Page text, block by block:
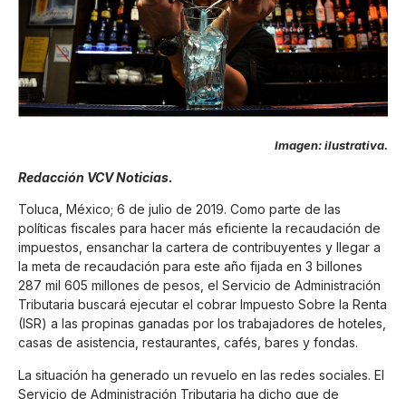
Imagen: ilustrativa.
Redacción VCV Noticias.
Toluca, México; 6 de julio de 2019. Como parte de las
políticas fiscales para hacer más eficiente la recaudación de
impuestos, ensanchar la cartera de contribuyentes y llegar a
la meta de recaudación para este año fijada en 3 billones
287 mil 605 millones de pesos, el Servicio de Administración
Tributaria buscará ejecutar el cobrar Impuesto Sobre la Renta
(ISR) a las propinas ganadas por los trabajadores de hoteles,
casas de asistencia, restaurantes, cafés, bares y fondas.
La situación ha generado un revuelo en las redes sociales. El
Servicio de Administración Tributaria ha dicho que de